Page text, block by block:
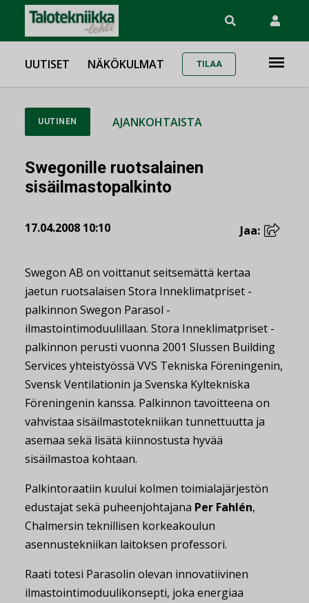
UUTISET NÄKÖKULMAT TILAA
UUTINEN AJANKOHTAISTA
Swegonille ruotsalainen
sisäilmastopalkinto
17.04.2008 10:10 Jaa:
Swegon AB on voittanut seitsemättä kertaa
jaetun ruotsalaisen Stora Inneklimatpriset -
palkinnon Swegon Parasol -
ilmastointimoduulillaan. Stora Inneklimatpriset -
palkinnon perusti vuonna 2001 Slussen Building
Services yhteistyössä VVS Tekniska Föreningenin,
Svensk Ventilationin ja Svenska Kyltekniska
Föreningenin kanssa. Palkinnon tavoitteena on
vahvistaa sisäilmastotekniikan tunnettuutta ja
asemaa sekä lisätä kiinnostusta hyvää
sisäilmastoa kohtaan.
Palkintoraatiin kuului kolmen toimialajärjestön
edustajat sekä puheenjohtajana Per Fahlén,
Chalmersin teknillisen korkeakoulun
asennustekniikan laitoksen professori.
Raati totesi Parasolin olevan innovatiivinen
ilmastointimoduulikonsepti, joka energiaa